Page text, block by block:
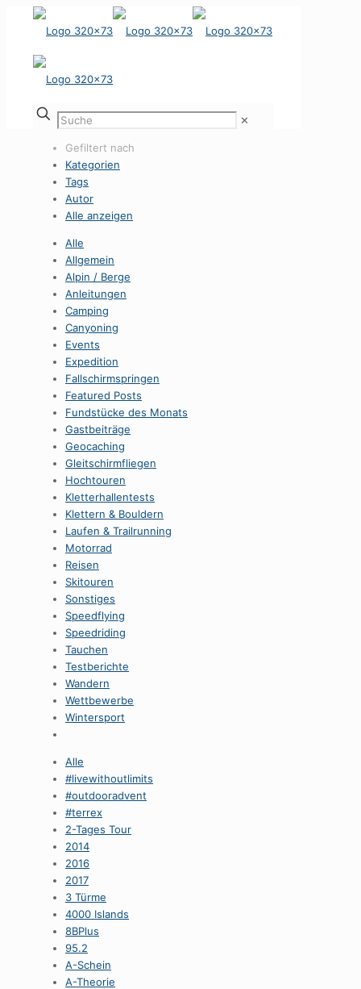
✕
Gefiltert nach
Kategorien
Tags
Autor
Alle anzeigen
Alle
Allgemein
Alpin / Berge
Anleitungen
Camping
Canyoning
Events
Expedition
Fallschirmspringen
Featured Posts
Fundstücke des Monats
Gastbeiträge
Geocaching
Gleitschirmfliegen
Hochtouren
Kletterhallentests
Klettern & Bouldern
Laufen & Trailrunning
Motorrad
Reisen
Skitouren
Sonstiges
Speedflying
Speedriding
Tauchen
Testberichte
Wandern
Wettbewerbe
Wintersport
Alle
#livewithoutlimits
#outdooradvent
#terrex
2-Tages Tour
2014
2016
2017
3 Türme
4000 Islands
8BPlus
95.2
A-Schein
A-Theorie